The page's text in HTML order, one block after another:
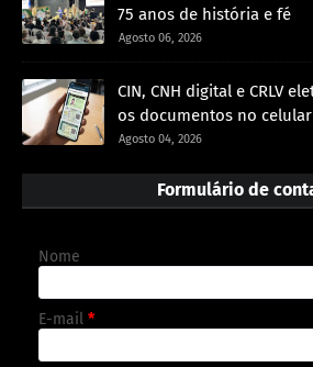
75 anos de história e fé
Agosto 06, 2026
CIN, CNH digital e CRLV
os documentos no celular
Agosto 04, 2026
Formulário de
Nome
E-mail *